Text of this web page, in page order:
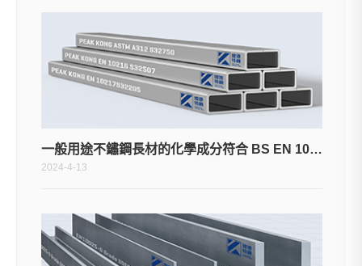
一般用途不鏽鋼長材的化學成分符合 BS EN 10088-3
2024-4-13